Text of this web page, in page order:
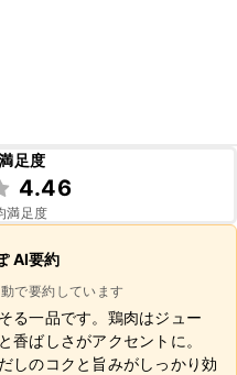
足度
4.46
満足度
AI要約
で要約しています
る一品です。鶏肉はジュー
香ばしさがアクセントに。
しのコクと旨みがしっかり効